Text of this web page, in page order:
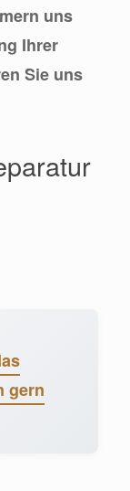
uns
Ihrer
Sie uns
gern